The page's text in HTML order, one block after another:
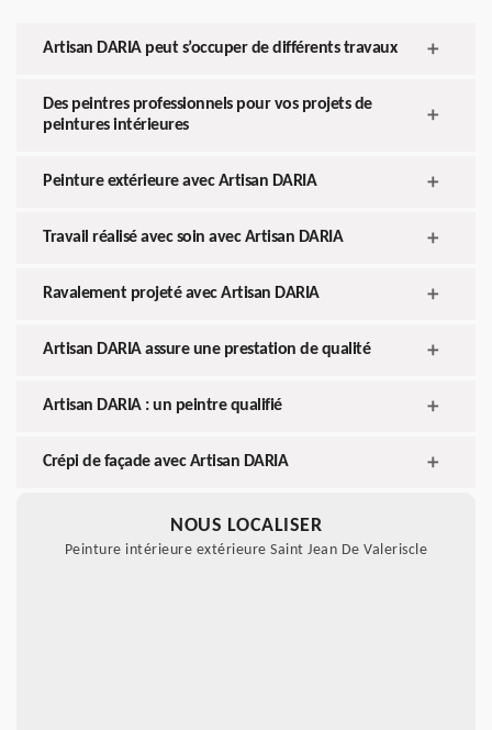
Artisan DARIA peut s’occuper de différents travaux
Des peintres professionnels pour vos projets de
peintures intérieures
Peinture extérieure avec Artisan DARIA
Travail réalisé avec soin avec Artisan DARIA
Ravalement projeté avec Artisan DARIA
Artisan DARIA assure une prestation de qualité
Artisan DARIA : un peintre qualifié
Crépi de façade avec Artisan DARIA
NOUS LOCALISER
Peinture intérieure extérieure Saint Jean De Valeriscle